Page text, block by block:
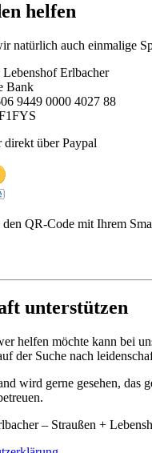
helfen
natürlich auch einmalige
Lebenshof Erlbacher
Bank
9449 0000 4027 88
direkt über Paypal
den QR-Code mit Ihrem
unterstützen
helfen möchte kann bei
der Suche nach
wird gerne gesehen,
– Straußen +